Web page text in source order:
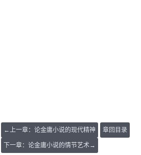
←上一章：论金庸小说的现代精神 章回目录
下一章：论金庸小说的情节艺术→